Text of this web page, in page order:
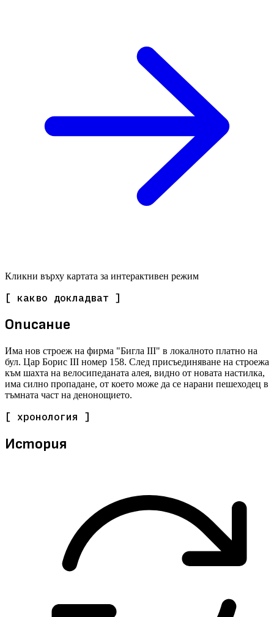
Кликни върху картата за интерактивен режим
[ какво докладват ]
Описание
Има нов строеж на фирма "Бигла III" в локалното платно на
бул. Цар Борис III номер 158. След присъединяване на строежа
към шахта на велосипеданата алея, видно от новата настилка,
има силно пропадане, от което може да се нарани пешеходец в
тъмната част на денонощието.
[ хронология ]
История